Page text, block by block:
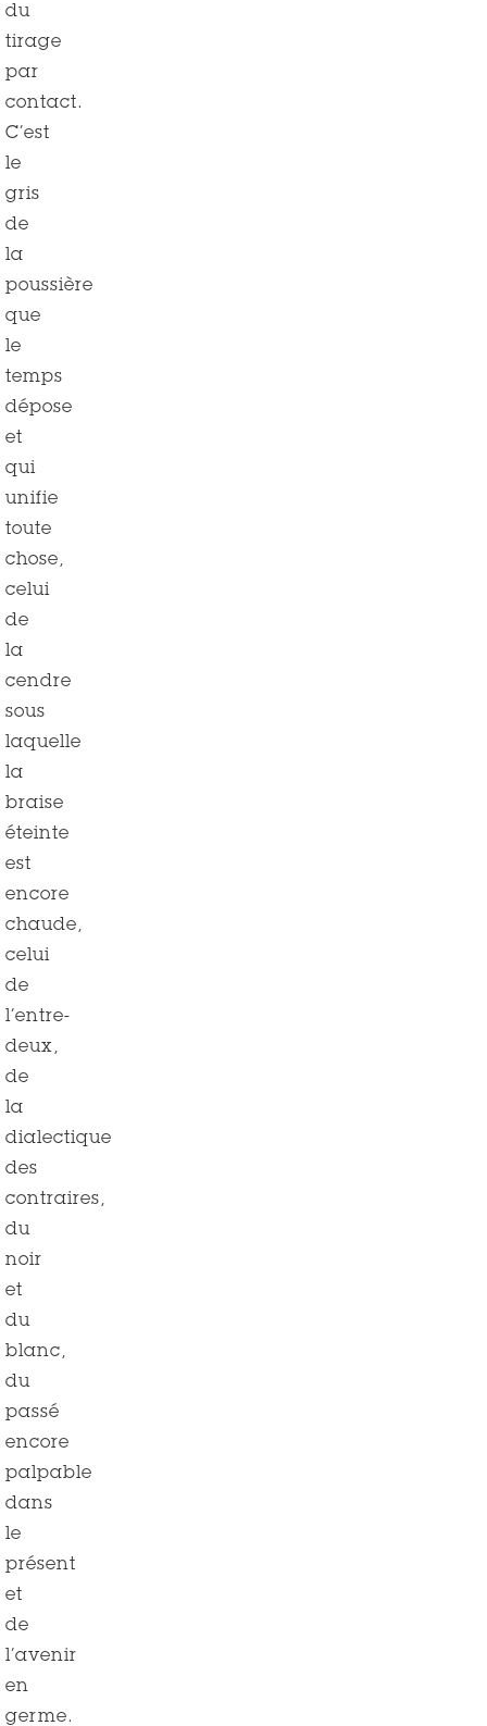
du
tirage
par
contact.
C’est
le
gris
de
la
poussière
que
le
temps
dépose
et
qui
unifie
toute
chose,
celui
de
la
cendre
sous
laquelle
la
braise
éteinte
est
encore
chaude,
celui
de
l’entre-
deux,
de
la
dialectique
des
contraires,
du
noir
et
du
blanc,
du
passé
encore
palpable
dans
le
présent
et
de
l’avenir
en
germe.